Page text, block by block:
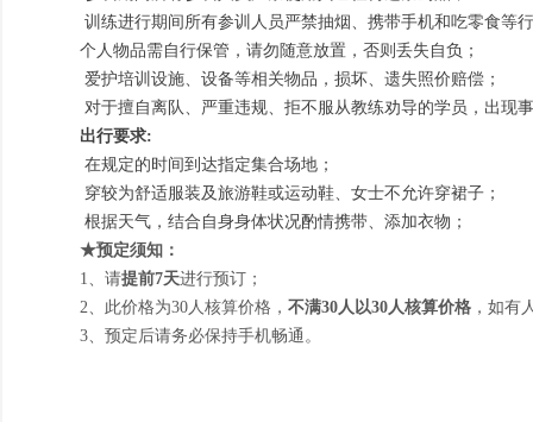
训练进行期间所有参训人员严禁抽烟、携带手机和吃零食等
个人物品需自行保管，请勿随意放置，否则丢失自负；
爱护培训设施、设备等相关物品，损坏、遗失照价赔偿；
对于擅自离队、严重违规、拒不服从教练劝导的学员，出现
出行要求:
在规定的时间到达指定集合场地；
穿较为舒适服装及旅游鞋或运动鞋、女士不允许穿裙子；
根据天气，结合自身身体状况酌情携带、添加衣物；
★预定须知：
1、请提前7天进行预订；
2、此价格为30人核算价格， 不满30人以30人核算价格 ，如有
3、预定后请务必保持手机畅通。